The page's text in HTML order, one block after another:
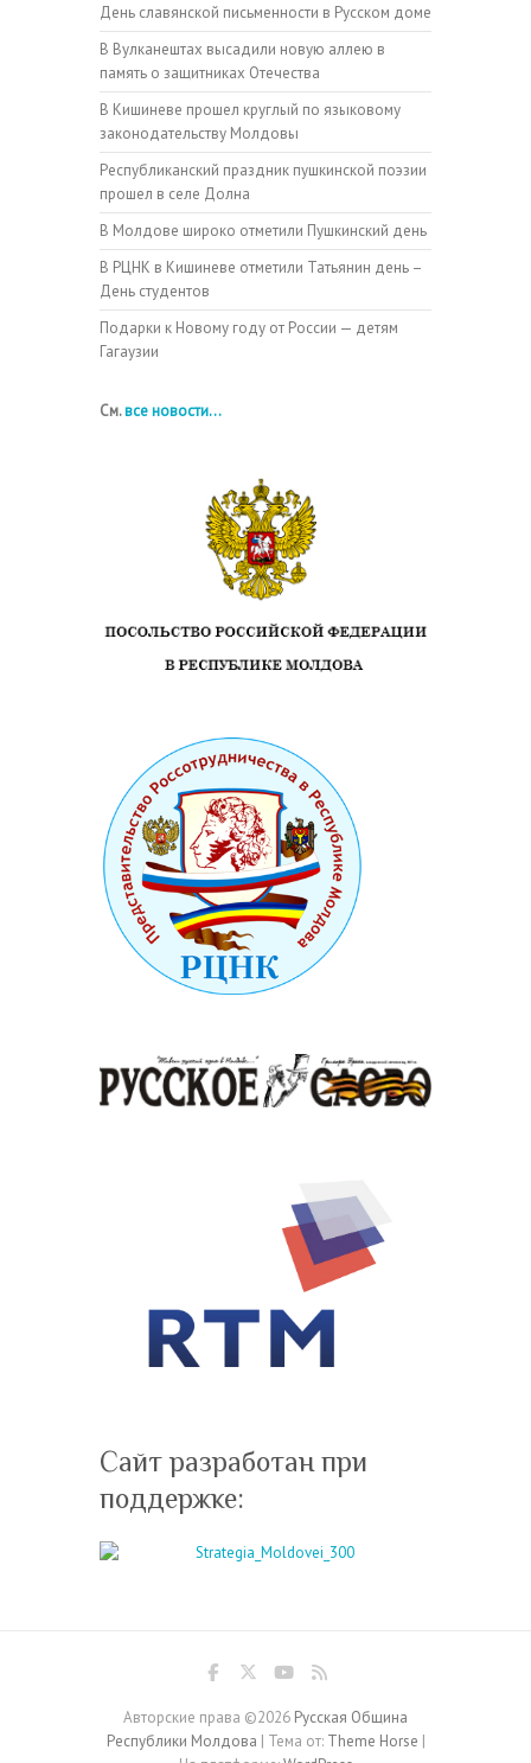
День славянской письменности в Русском доме
В Вулканештах высадили новую аллею в
память о защитниках Отечества
В Кишиневе прошел круглый по языковому
законодательству Молдовы
Республиканский праздник пушкинской поэзии
прошел в селе Долна
В Молдове широко отметили Пушкинский день
В РЦНК в Кишиневе отметили Татьянин день –
День студентов
Подарки к Новому году от России — детям
Гагаузии
См.все новости...
Сайт разработан при
поддержке:
Авторские права ©2026 Русская Община
Республики Молдова | Тема от: Theme Horse |